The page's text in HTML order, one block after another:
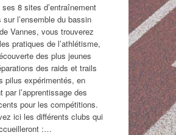
ses 8 sites d’entraînement
sur l’ensemble du bassin
Vannes, vous trouverez
pratiques de l’athlétisme,
des plus jeunes
des raids et trails
pilus expérimentés, en
par l’apprentissage des
pour les compétitions.
ici les différents clubs qui
:…